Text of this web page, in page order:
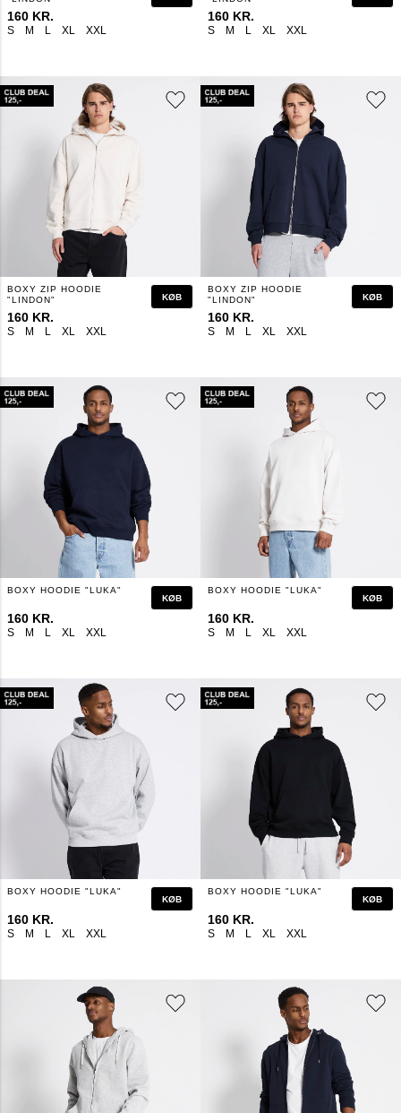
S M L XL XXL
160 KR.
S M L XL XXL
160 KR.
S M L XL XXL
BOXY ZIP HOODIE
"LINDON"
160 KR.
KØB
S M L XL XXL
BOXY ZIP HOODIE
"LINDON"
160 KR.
KØB
S M L XL XXL
BOXY HOODIE "LUKA"
160 KR.
KØB
S M L XL XXL
BOXY HOODIE "LUKA"
160 KR.
KØB
S M L XL XXL
BOXY HOODIE "LUKA"
160 KR.
KØB
S M L XL XXL
BOXY HOODIE "LUKA"
160 KR.
KØB